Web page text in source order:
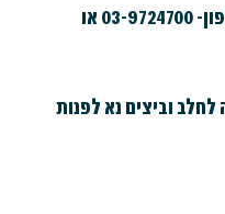
מפיצה פצץ) יש לעדכן מראש בטלפון- 03-9724700 או
וביצים נא לפנות